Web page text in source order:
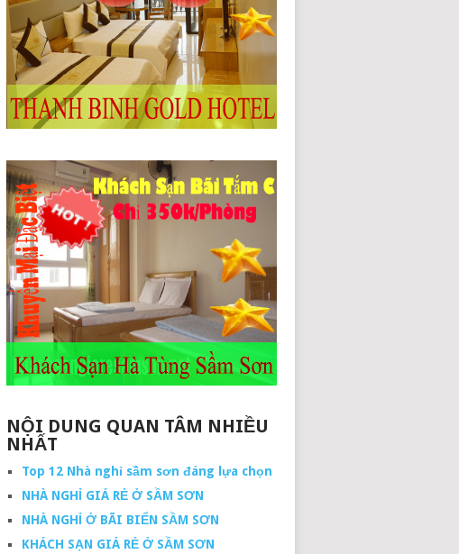
NỘI DUNG QUAN TÂM NHIỀU
NHẤT
Top 12 Nhà nghỉ sầm sơn đáng lựa chọn
NHÀ NGHỈ GIÁ RẺ Ở SẦM SƠN
NHÀ NGHỈ Ở BÃI BIỂN SẦM SƠN
KHÁCH SẠN GIÁ RẺ Ở SẦM SƠN